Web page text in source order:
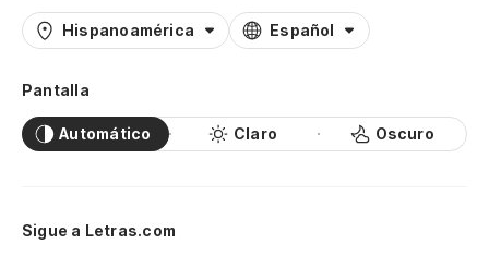
Hispanoamérica Español
Pantalla
Automático Claro Oscuro
Sigue a Letras.com